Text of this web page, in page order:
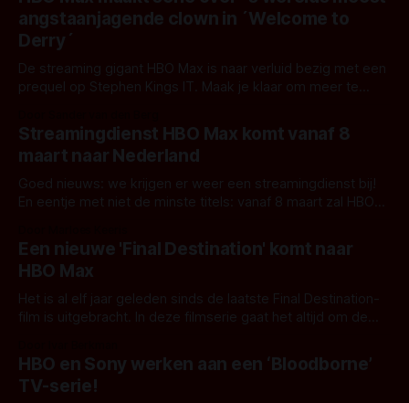
compleet andere invalshoek geboden. Dit nieuwe deel Evil
Dead Rise vertelt namelijk
angstaanjagende clown in ´Welcome to
Derry´
De streaming gigant HBO Max is naar verluid bezig met een
prequel op Stephen Kings IT. Maak je klaar om meer te
gemunt heeft op de kinderen van het fictieve plaatsje
Derry. Het nieuws kwam naar buiten via een
Streamingdienst HBO Max komt vanaf 8
maart naar Nederland
Goed nieuws: we krijgen er weer een streamingdienst bij!
En eentje met niet de minste titels: vanaf 8 maart zal HBO
over deze Nederlandse nieuwkomer en hun horroraanbod
hieronder. HBO Max is een bekende speler in de
streamingdiensten. Je kent vast
Een nieuwe 'Final Destination' komt naar
HBO Max
Het is al elf jaar geleden sinds de laatste Final Destination-
film is uitgebracht. In deze filmserie gaat het altijd om de
personages om het leven wisten te brengen. Het kon niet
gek of gruwelijk zijn, herinneren jij je het zonnebankincident
en het afschuwelijk
HBO en Sony werken aan een ‘Bloodborne’
TV-serie!